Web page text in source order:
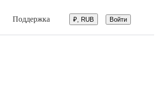
Поддержка ₽, RUB Войти